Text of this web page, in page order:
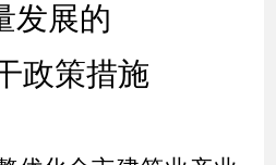
发展的
政策措施